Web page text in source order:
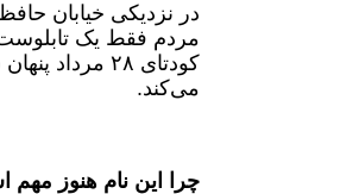
در نزدیکی خیابان
مردم فقط یک
کودتای ۲۸
می‌کند.
چرا این نام هنوز